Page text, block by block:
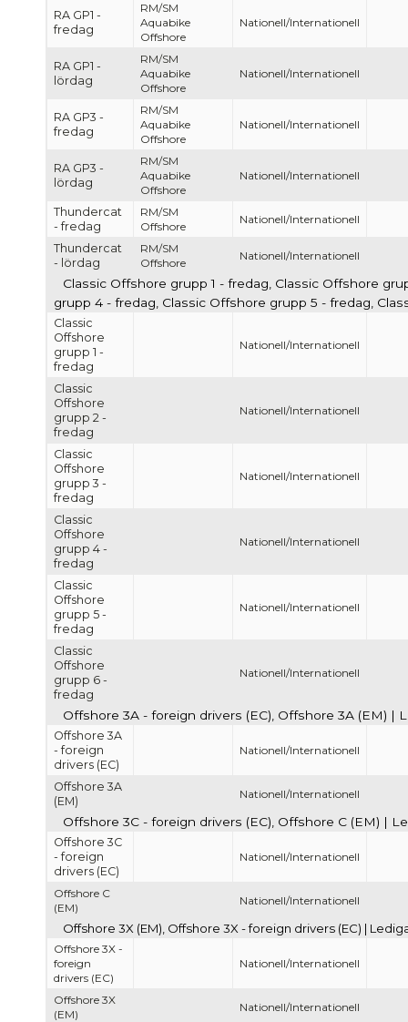
RA GP1 -
fredag
RM/SM
Aquabike
Offshore
Nationell/Internationell
RA GP1 -
lördag
RM/SM
Aquabike
Offshore
Nationell/Internationell
RA GP3 -
fredag
RM/SM
Aquabike
Offshore
Nationell/Internationell
RA GP3 -
lördag
RM/SM
Aquabike
Offshore
Nationell/Internationell
Thundercat
- fredag
RM/SM
Offshore
Nationell/Internationell
Thundercat
- lördag
RM/SM
Offshore
Nationell/Internationell
Classic Offshore grupp 1 - fredag, Classic Offshore
grupp 4 - fredag, Classic Offshore grupp 5 - fredag,
Classic
Offshore
grupp 1 -
fredag
Nationell/Internationell
Classic
Offshore
grupp 2 -
fredag
Nationell/Internationell
Classic
Offshore
grupp 3 -
fredag
Nationell/Internationell
Classic
Offshore
grupp 4 -
fredag
Nationell/Internationell
Classic
Offshore
grupp 5 -
fredag
Nationell/Internationell
Classic
Offshore
grupp 6 -
fredag
Nationell/Internationell
Offshore 3A - foreign drivers (EC), Offshore 3A (EM) |
Offshore 3A
- foreign
drivers (EC)
Nationell/Internationell
Offshore 3A
(EM)
Nationell/Internationell
Offshore 3C - foreign drivers (EC), Offshore C (EM) |
Offshore 3C
- foreign
drivers (EC)
Nationell/Internationell
Offshore C
(EM)
Nationell/Internationell
Offshore 3X (EM), Offshore 3X - foreign drivers (EC) |
Offshore 3X -
foreign
drivers (EC)
Nationell/Internationell
Offshore 3X
(EM)
Nationell/Internationell